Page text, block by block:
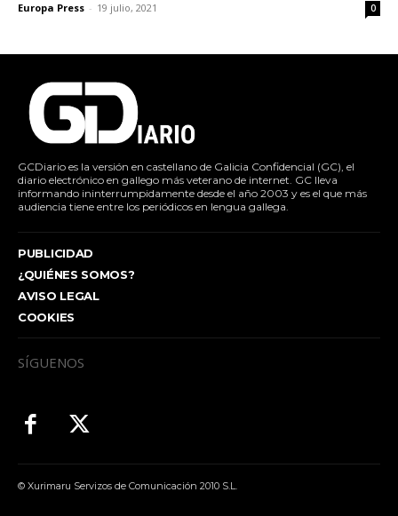
Europa Press - 19 julio, 2021 0
GCDiario es la versión en castellano de Galicia Confidencial (GC), el
diario electrónico en gallego más veterano de internet. GC lleva
informando ininterrumpidamente desde el año 2003 y es el que más
audiencia tiene entre los periódicos en lengua gallega.
PUBLICIDAD
¿QUIÉNES SOMOS?
AVISO LEGAL
COOKIES
SÍGUENOS
© Xurimaru Servizos de Comunicación 2010 S.L.